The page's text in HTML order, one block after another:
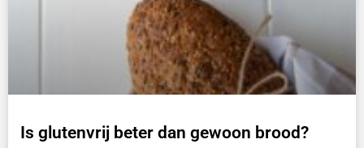
Is glutenvrij beter dan gewoon brood?